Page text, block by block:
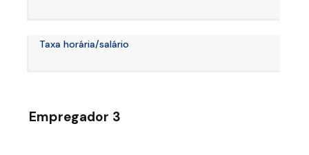
Taxa horária/salário
Empregador 3